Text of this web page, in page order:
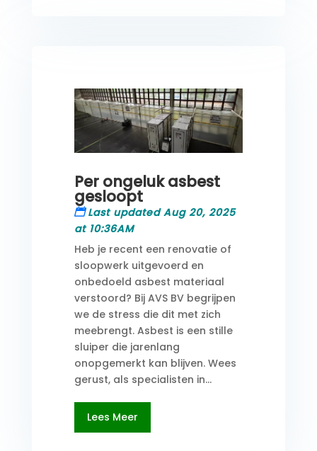
Per ongeluk asbest
gesloopt
Last updated Aug 20, 2025
at 10:36AM
Heb je recent een renovatie of
sloopwerk uitgevoerd en
onbedoeld asbest materiaal
verstoord? Bij AVS BV begrijpen
we de stress die dit met zich
meebrengt. Asbest is een stille
sluiper die jarenlang
onopgemerkt kan blijven. Wees
gerust, als specialisten in...
Lees Meer